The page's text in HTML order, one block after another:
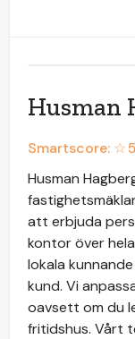
Husman
Smartscore: ☆
Husman
att erbjuda
kontor över
lokala
kund. Vi
oavsett om du
fritidshus. Vårt